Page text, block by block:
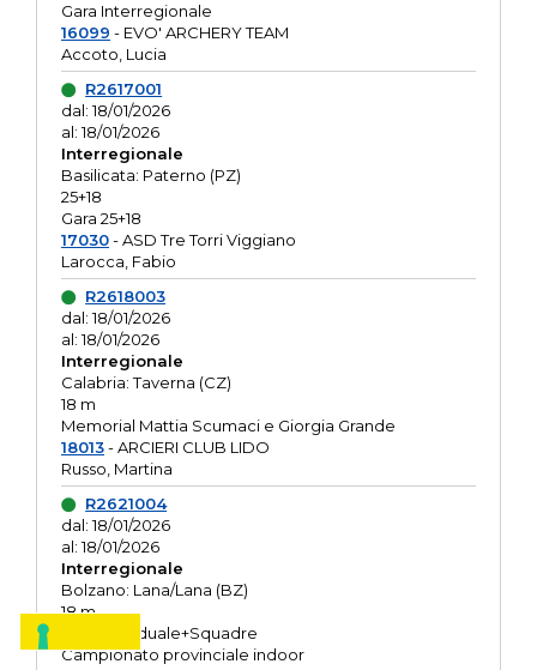
Gara Interregionale
16099 - EVO' ARCHERY TEAM
Accoto, Lucia
R2617001
dal: 18/01/2026
al: 18/01/2026
Interregionale
Basilicata: Paterno (PZ)
25+18
Gara 25+18
17030- ASD Tre Torri Viggiano
Larocca, Fabio
R2618003
dal: 18/01/2026
al: 18/01/2026
Interregionale
Calabria: Taverna (CZ)
18 m
Memorial Mattia Scumaci e Giorgia Grande
18013- ARCIERI CLUB LIDO
Russo, Martina
R2621004
dal: 18/01/2026
al: 18/01/2026
Interregionale
Bolzano: Lana/Lana (BZ)
18 m
O.R. Individuale+Squadre
Campionato provinciale indoor